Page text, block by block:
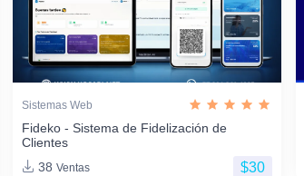
Sistemas Web
Fideko - Sistema de Fidelización de
Clientes
38 Ventas $30